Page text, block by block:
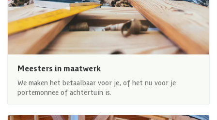
Meesters in maatwerk
We maken het betaalbaar voor je, of het nu voor je
portemonnee of achtertuin is.